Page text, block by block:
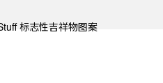
标志性吉祥物图案